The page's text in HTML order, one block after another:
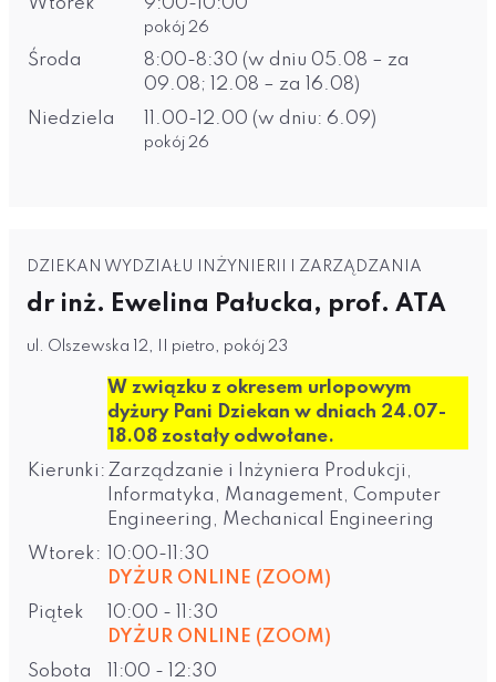
Wtorek 9:00-10:00
pokój 26
Środa
8:00-8:30 (w dniu 05.08 – za
09.08; 12.08 – za 16.08)
Niedziela
11.00-12.00 (w dniu: 6.09)
pokój 26
DZIEKAN WYDZIAŁU INŻYNIERII I ZARZĄDZANIA
dr inż. Ewelina Pałucka, prof. ATA
ul. Olszewska 12, II pietro, pokój 23
W związku z okresem urlopowym
dyżury Pani Dziekan w dniach 24.07-
18.08 zostały odwołane.
Kierunki: Zarządzanie i Inżyniera Produkcji,
Informatyka, Management, Computer
Engineering, Mechanical Engineering
Wtorek:
10:00-11:30
DYŻUR ONLINE (ZOOM)
Piątek
10:00 - 11:30
DYŻUR ONLINE (ZOOM)
Sobota
11:00 - 12:30